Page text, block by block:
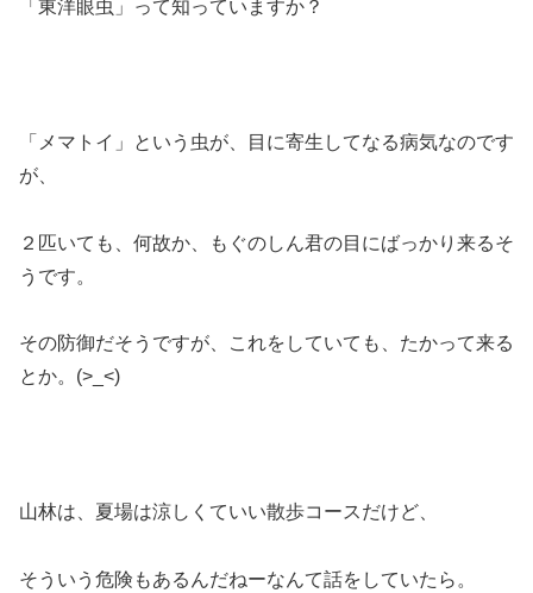
「東洋眼虫」って知っていますか？
「メマトイ」という虫が、目に寄生してなる病気なのです
が、
２匹いても、何故か、もぐのしん君の目にばっかり来るそ
うです。
その防御だそうですが、これをしていても、たかって来る
とか。(>_<)
山林は、夏場は涼しくていい散歩コースだけど、
そういう危険もあるんだねーなんて話をしていたら。